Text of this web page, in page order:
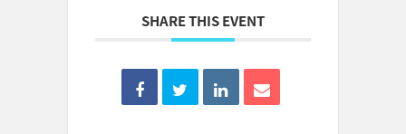
SHARE THIS EVENT